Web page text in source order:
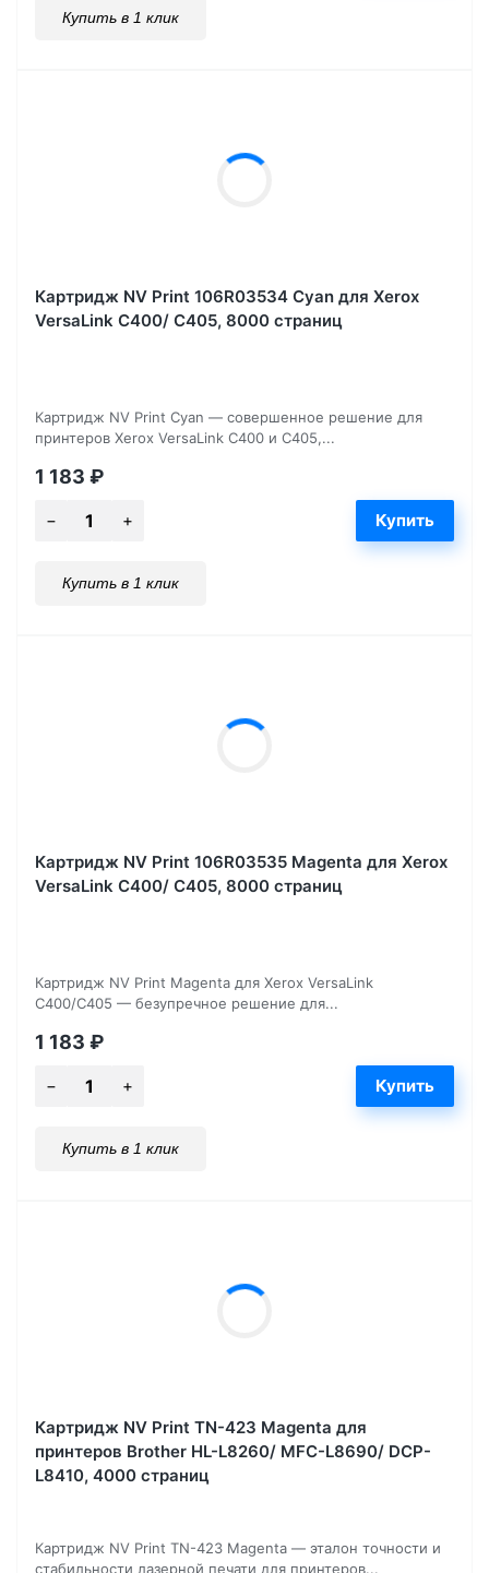
Купить в 1 клик
Картридж NV Print 106R03534 Cyan для Xerox
VersaLink C400/ C405, 8000 страниц
Картридж NV Print Cyan — совершенное решение для
принтеров Xerox VersaLink C400 и C405,...
1 183 ₽
Купить в 1 клик
Картридж NV Print 106R03535 Magenta для Xerox
VersaLink C400/ C405, 8000 страниц
Картридж NV Print Magenta для Xerox VersaLink
C400/C405 — безупречное решение для...
1 183 ₽
Купить в 1 клик
Картридж NV Print TN-423 Magenta для
принтеров Brother HL-L8260/ MFC-L8690/ DCP-
L8410, 4000 страниц
Картридж NV Print TN-423 Magenta — эталон точности и
стабильности лазерной печати для принтеров...